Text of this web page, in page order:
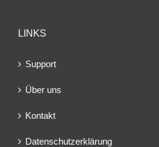
LINKS
Support
Über uns
Kontakt
Datenschutzerklärung